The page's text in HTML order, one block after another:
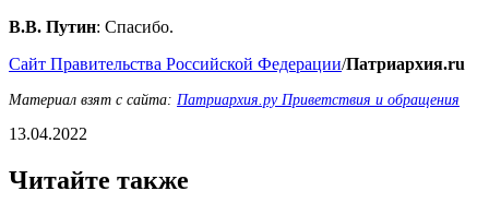
В.В. Путин: Спасибо.
Сайт Правительства Российской Федерации/Патриархия.ru
Материал взят с сайта: Патриархия.ру Приветствия и обращения
13.04.2022
Читайте также